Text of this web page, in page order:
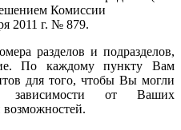
Комиссии
2011 г. № 879.
разделов и подразделов,
По каждому пункту Вам
для того, чтобы Вы могли
зависимости от Ваших